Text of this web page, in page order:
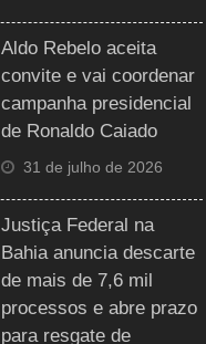
Aldo Rebelo aceita
convite e vai coordenar
campanha presidencial
de Ronaldo Caiado
31 de julho de 2026
Justiça Federal na
Bahia anuncia descarte
de mais de 7,6 mil
processos e abre prazo
para resgate de